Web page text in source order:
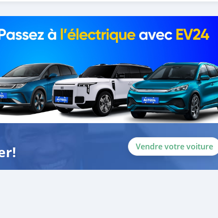
Vendre votre voiture